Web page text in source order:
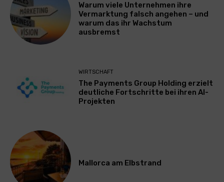
Warum viele Unternehmen ihre
Vermarktung falsch angehen – und
warum das ihr Wachstum
ausbremst
WIRTSCHAFT
The Payments Group Holding erzielt
deutliche Fortschritte bei ihren AI-
Projekten
Mallorca am Elbstrand